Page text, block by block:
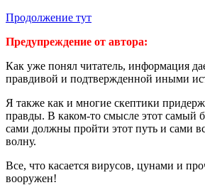
Продолжение тут
Предупреждение от автора:
Как уже понял читатель, информация
правдивой и подтвержденной иными
Я также как и многие скептики
правды. В каком-то смысле этот самый
сами должны пройти этот путь и сами
волну.
Все, что касается вирусов, цунами и
вооружен!